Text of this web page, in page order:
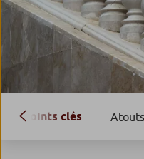
Points clés Atouts